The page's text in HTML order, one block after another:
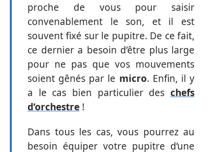
proche de vous pour saisir
convenablement le son, et il est
souvent fixé sur le pupitre. De ce fait,
ce dernier a besoin d’être plus large
pour ne pas que vos mouvements
soient gênés par le micro. Enfin, il y
a le cas bien particulier des chefs
d’orchestre !
Dans tous les cas, vous pourrez au
besoin équiper votre pupitre d’une